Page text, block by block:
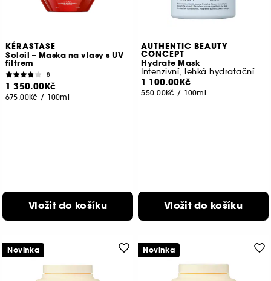
KÉRASTASE
Soleil – Maska na vlasy s UV
filtrem
8
1 350.00Kč
675.00Kč / 100ml
Vložit do košíku
AUTHENTIC BEAUTY
CONCEPT
Hydrate Mask
Intenzivní, lehká hydratační maska pro normální až suché vlasy
1 100.00Kč
550.00Kč / 100ml
Vložit do košíku
Novinka Novinka